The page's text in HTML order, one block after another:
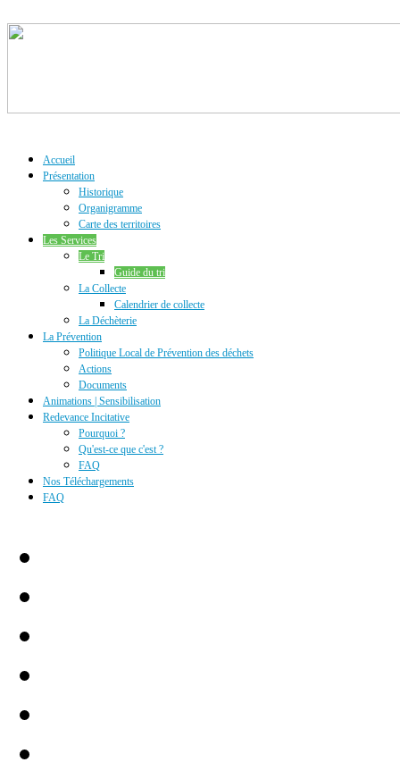
Accueil
Présentation
Historique
Organigramme
Carte des territoires
Les Services
Le Tri
Guide du tri
La Collecte
Calendrier de collecte
La Déchèterie
La Prévention
Politique Local de Prévention des déchets
Actions
Documents
Animations | Sensibilisation
Redevance Incitative
Pourquoi ?
Qu'est-ce que c'est ?
FAQ
Nos Téléchargements
FAQ